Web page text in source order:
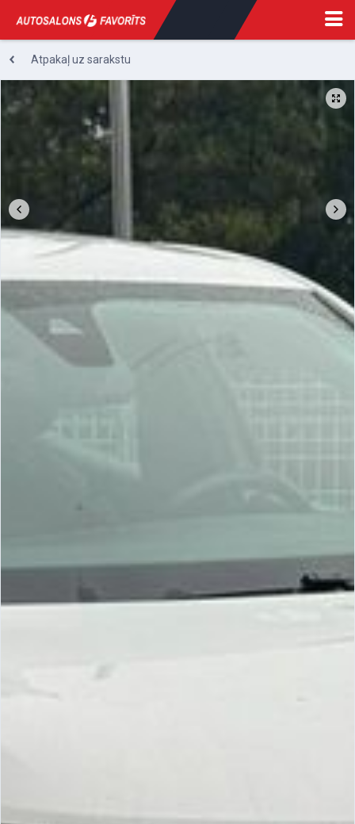
Atpakaļ uz sarakstu